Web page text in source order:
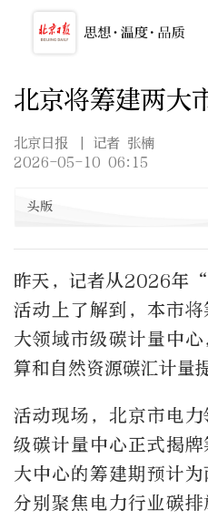
北京将筹建两大
北京日报
| 记者 张楠
2026-05-10 06:15
头版
昨天，记者从2026年
活动上了解到，本市
大领域市级碳计量中
算和自然资源碳汇计量
活动现场，北京市电
级碳计量中心正式揭
大中心的筹建期预计
分别聚焦电力行业碳